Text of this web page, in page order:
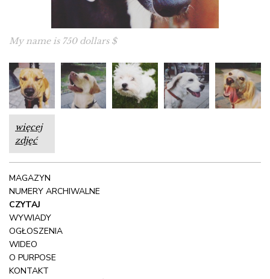
Czy planujesz zostać profesjonalnym fotografem?
Jakie jeszcze tematy cię interesują?
Na pewno zostanę fotografem. Jestem też pływakiem
profesjonalistą, kolarzem amatorem. Interesuję się
również weterynarią, rasoznawstwem, psimi sportami
(zdecydowanie agility, dog frisbee, dogtrekking).
My name is 750 dollars $
więcej
zdjęć
MAGAZYN
NUMERY ARCHIWALNE
CZYTAJ
WYWIADY
OGŁOSZENIA
WIDEO
O PURPOSE
KONTAKT